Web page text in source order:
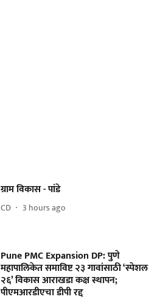
ग्राम विकास - पांडे
CD 3 hours ago
Pune PMC Expansion DP: पुणे
महापालिकेत समाविष्ट २३ गावांसाठी ‘स्पेशल
२६’ विकास आराखडा कक्ष स्थापन;
पीएमआरडीएचा डीपी रद्द